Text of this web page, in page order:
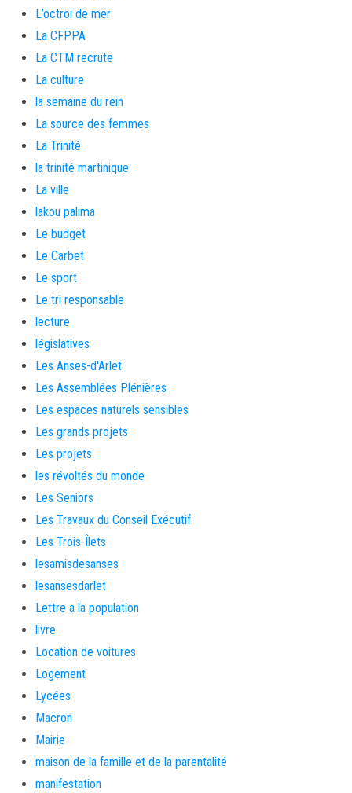
L’octroi de mer
La CFPPA
La CTM recrute
La culture
la semaine du rein
La source des femmes
La Trinité
la trinité martinique
La ville
lakou palima
Le budget
Le Carbet
Le sport
Le tri responsable
lecture
législatives
Les Anses-d'Arlet
Les Assemblées Plénières
Les espaces naturels sensibles
Les grands projets
Les projets
les révoltés du monde
Les Seniors
Les Travaux du Conseil Exécutif
Les Trois-Îlets
lesamisdesanses
lesansesdarlet
Lettre a la population
livre
Location de voitures
Logement
Lycées
Macron
Mairie
maison de la famille et de la parentalité
manifestation